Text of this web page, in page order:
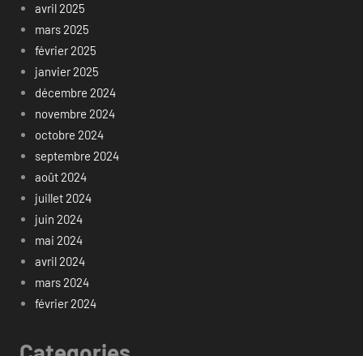
avril 2025
mars 2025
février 2025
janvier 2025
décembre 2024
novembre 2024
octobre 2024
septembre 2024
août 2024
juillet 2024
juin 2024
mai 2024
avril 2024
mars 2024
février 2024